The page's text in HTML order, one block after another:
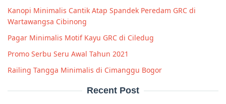
Kanopi Minimalis Cantik Atap Spandek Peredam GRC di
Wartawangsa Cibinong
Pagar Minimalis Motif Kayu GRC di Ciledug
Promo Serbu Seru Awal Tahun 2021
Railing Tangga Minimalis di Cimanggu Bogor
Recent Post